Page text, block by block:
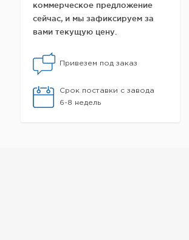
коммерческое предложение
сейчас, и мы зафиксируем за
вами текущую цену.
Привезем под заказ
Срок поставки с завода
6-8 недель